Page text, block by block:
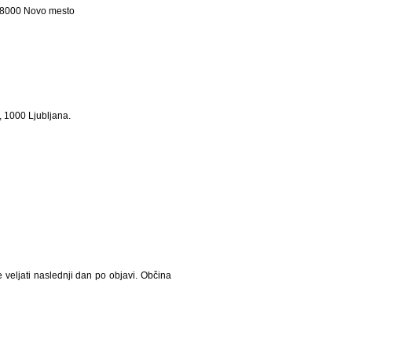
Novo mesto
1000 Ljubljana.
veljati naslednji dan po objavi. Občina